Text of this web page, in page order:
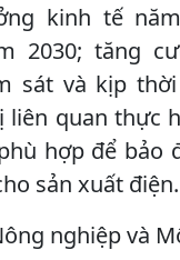
kinh tế
2030; tăng
sát và kịp
liên quan thực
hợp để bảo
sản xuất điện.
nghiệp và